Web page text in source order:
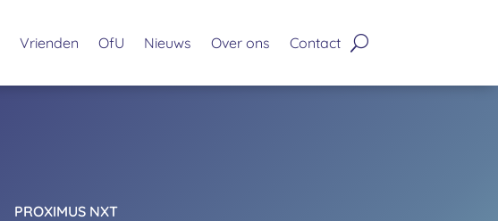
Vrienden OfU Nieuws Over ons Contact
PROXIMUS NXT